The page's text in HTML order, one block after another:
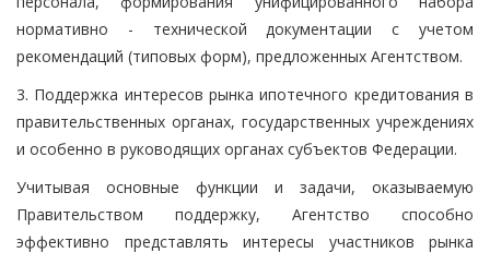
нормативно - технической документации с учетом
рекомендаций (типовых форм), предложенных Агентством.
3. Поддержка интересов рынка ипотечного кредитования в
правительственных органах, государственных учреждениях
и особенно в руководящих органах субъектов Федерации.
Учитывая основные функции и задачи, оказываемую
Правительством поддержку, Агентство способно
эффективно представлять интересы участников рынка